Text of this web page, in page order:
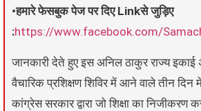
•हमारे फेसबुक पेज पर दिए Linkसे जुड़िए
:https://www.facebook.com/
जानकारी देते हुए इस अनिल ठाकुर राज्य इकाई
वैचारिक प्रशिक्षण शिविर में आने वाले तीन दिन
कांग्रेस सरकार द्वारा जो शिक्षा का